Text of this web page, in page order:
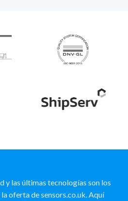
y las últimas tecnologías son los
oferta de sensors.co.uk. Aquí